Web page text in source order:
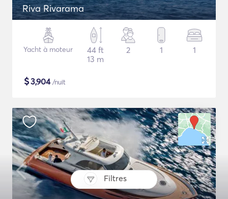
Filtres
Riva Rivarama
Yacht à moteur
44 ft
13 m
2 1 1
$3,904/nuit